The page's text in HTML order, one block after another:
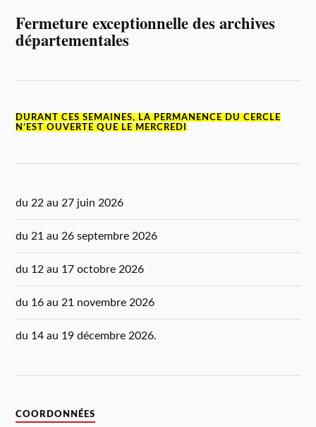
Fermeture exceptionnelle des archives
départementales
DURANT CES SEMAINES, LA PERMANENCE DU CERCLE
N’EST OUVERTE QUE LE MERCREDI
du 22 au 27 juin 2026
du 21 au 26 septembre 2026
du 12 au 17 octobre 2026
du 16 au 21 novembre 2026
du 14 au 19 décembre 2026.
COORDONNÉES